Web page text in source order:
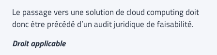
Le passage vers une solution de cloud computing doit
donc être précédé d’un audit juridique de faisabilité.
Droit applicable